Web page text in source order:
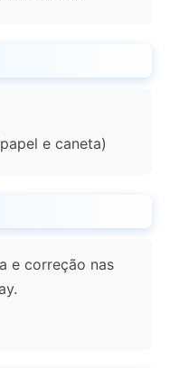
e caneta)
e correção nas